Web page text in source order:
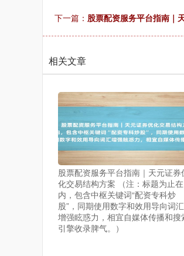
下一篇： 股票配资服务平台指南｜
相关文章
股票配资服务平台指南｜天元证券
化交易结构方案 （注：标题为止在
内，包含中枢关键词“配资专科炒
股”，同期使用数字和效用导向词汇
增强眩惑力，相宜自媒体传播和搜
引擎收录脾气。）